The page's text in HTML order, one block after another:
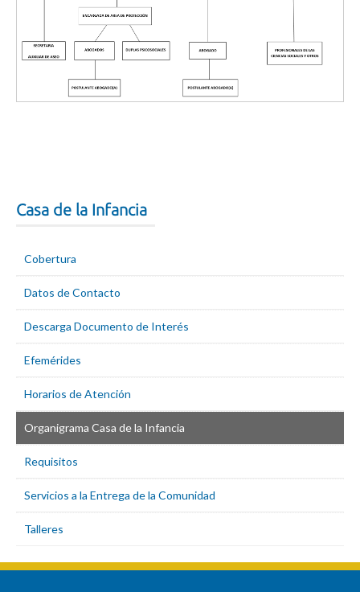
Casa de la Infancia
Cobertura
Datos de Contacto
Descarga Documento de Interés
Efemérides
Horarios de Atención
Organigrama Casa de la Infancia
Requisitos
Servicios a la Entrega de la Comunidad
Talleres